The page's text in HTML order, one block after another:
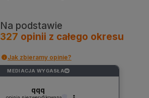
Na podstawie
327 opinii z całego okresu
Jak zbieramy opinie?
MEDIACJA WYGASŁA ?
qqq